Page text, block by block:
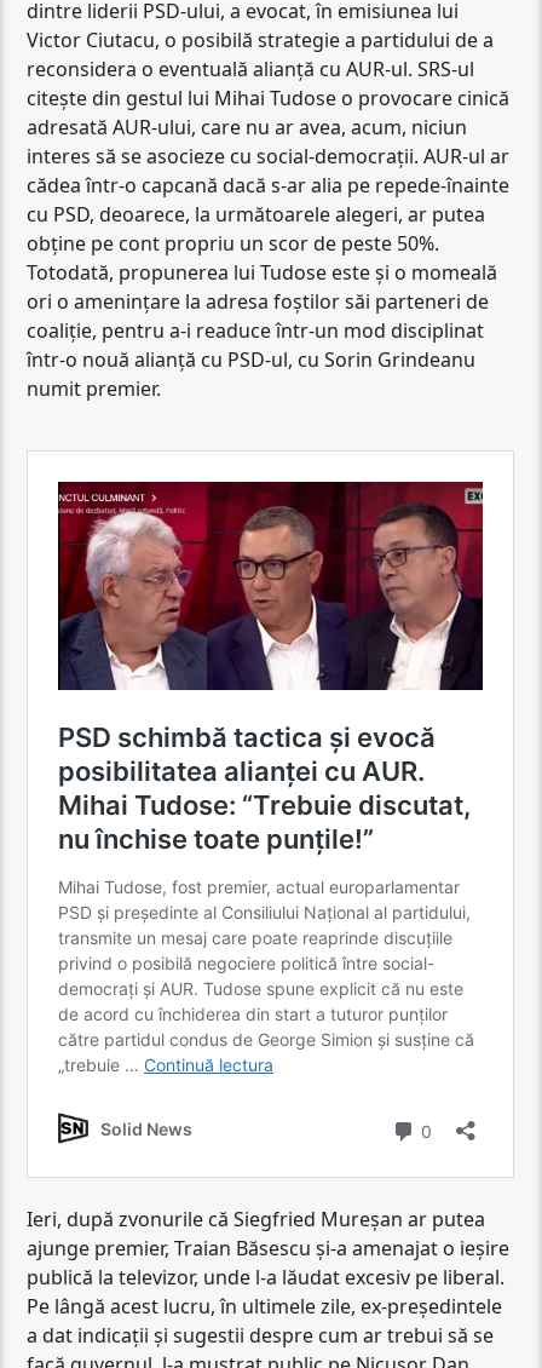
dintre liderii PSD-ului, a evocat, în emisiunea lui
Victor Ciutacu, o posibilă strategie a partidului de a
reconsidera o eventuală alianță cu AUR-ul. SRS-ul
citește din gestul lui Mihai Tudose o provocare cinică
adresată AUR-ului, care nu ar avea, acum, niciun
interes să se asocieze cu social-democrații. AUR-ul ar
cădea într-o capcană dacă s-ar alia pe repede-înainte
cu PSD, deoarece, la următoarele alegeri, ar putea
obține pe cont propriu un scor de peste 50%.
Totodată, propunerea lui Tudose este și o momeală
ori o amenințare la adresa foștilor săi parteneri de
coaliție, pentru a-i readuce într-un mod disciplinat
într-o nouă alianță cu PSD-ul, cu Sorin Grindeanu
numit premier.
Ieri, după zvonurile că Siegfried Mureșan ar putea
ajunge premier, Traian Băsescu și-a amenajat o ieșire
publică la televizor, unde l-a lăudat excesiv pe liberal.
Pe lângă acest lucru, în ultimele zile, ex-președintele
a dat indicații și sugestii despre cum ar trebui să se